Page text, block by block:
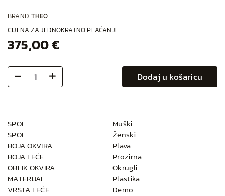
BRAND:THEO
CIJENA ZA JEDNOKRATNO PLAĆANJE:
375,00 €
Dodaj u košaricu
SPOL
Muški
SPOL
Ženski
BOJA OKVIRA
Plava
BOJA LEĆE
Prozirna
OBLIK OKVIRA
Okrugli
MATERIJAL
Plastika
VRSTA LEĆE
Demo